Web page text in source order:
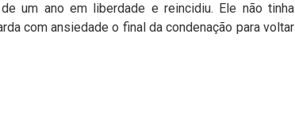
um ano em liberdade e reincidiu. Ele não tinha
com ansiedade o final da condenação para voltar